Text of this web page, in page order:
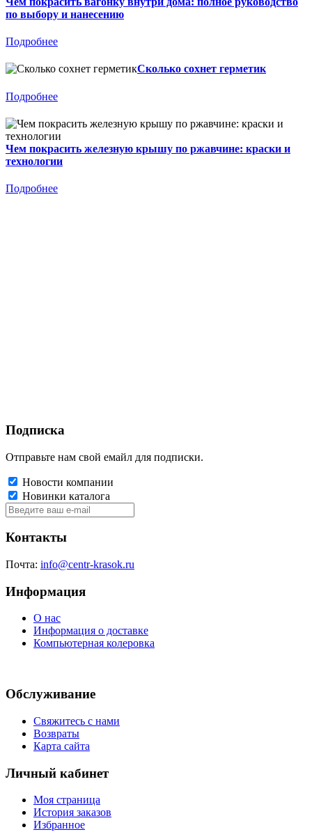
по выбору и нанесению
Подробнее
Сколько сохнет герметик
Подробнее
Чем покрасить железную крышу по ржавчине: краски и
технологии
Подробнее
Подписка
Отправьте нам свой емайл для подписки.
Новости компании
Новинки каталога
Контакты
Почта: info@centr-krasok.ru
Информация
О нас
Информация о доставке
Компьютерная колеровка
Обслуживание
Свяжитесь с нами
Возвраты
Карта сайта
Личный кабинет
Моя страница
История заказов
Избранное